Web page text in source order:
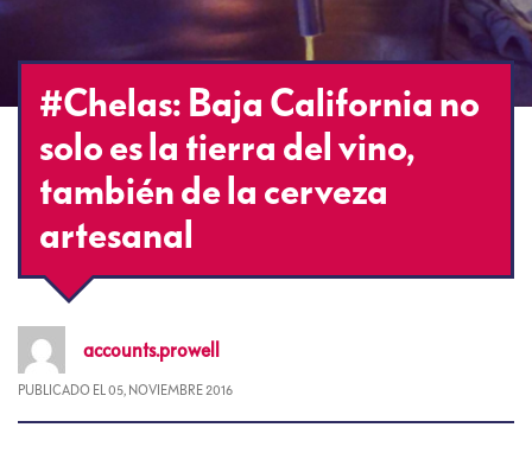
#Chelas: Baja California no
solo es la tierra del vino,
también de la cerveza
artesanal
accounts.prowell
PUBLICADO EL 05, NOVIEMBRE 2016